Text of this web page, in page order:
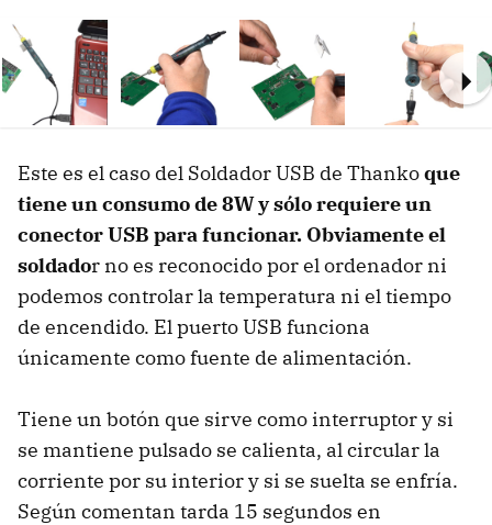
Este es el caso del Soldador USB de Thankoque
tiene un consumo de 8W y sólo requiere un
conector USB para funcionar. Obviamente el
soldador no es reconocido por el ordenador ni
podemos controlar la temperatura ni el tiempo
de encendido. El puerto USB funciona
únicamente como fuente de alimentación.
Tiene un botón que sirve como interruptor y si
se mantiene pulsado se calienta, al circular la
corriente por su interior y si se suelta se enfría.
Según comentan tarda 15 segundos en